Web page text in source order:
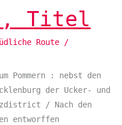
Titel
Route /
Pommern : nebst den
der Ucker- und
/ Nach den
entworffen